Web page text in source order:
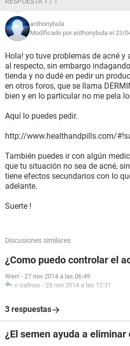
anthonybula
Modificado por anthonybula el 23/
Hola! yo tuve problemas de acné y
al respecto, sin embargo
tienda y no dudé en pedir un
en otros foros, que se llama
bien y en lo particular no me pela
Aquí lo puedes pedir.
http://www.healthandpills.com/
También puedes ir con algún
que tu situación no sea de acné,
tiene efectos secundarios con lo
adelante.
Suerte !
Discusiones similares
¿Como puedo controlar el
Wen! - 27 nov 2014 a las 06:49
c-salinas - 28 nov 2014 a las 12:31
3 respuestas
¿El semen ayuda a eliminar